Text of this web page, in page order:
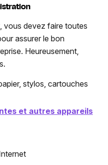
vous devez faire toutes
assurer le bon
Heureusement,
stylos, cartouches
et autres appareils